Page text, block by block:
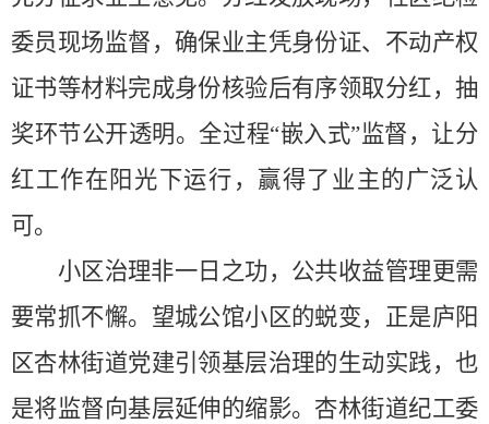
委员现场监督，确保业主凭身份证、不动产权
证书等材料完成身份核验后有序领取分红，抽
奖环节公开透明。全过程“嵌入式”监督，让分
红工作在阳光下运行，赢得了业主的广泛认
可。
小区治理非一日之功，公共收益管理更需
要常抓不懈。望城公馆小区的蜕变，正是庐阳
区杏林街道党建引领基层治理的生动实践，也
是将监督向基层延伸的缩影。杏林街道纪工委